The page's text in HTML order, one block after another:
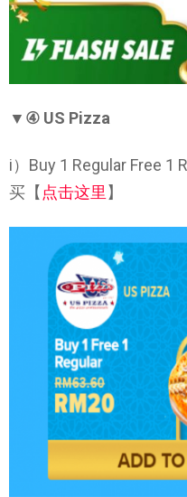
▼④ US Pizza
i）Buy 1 Regular Free 1
买【 点击这里 】